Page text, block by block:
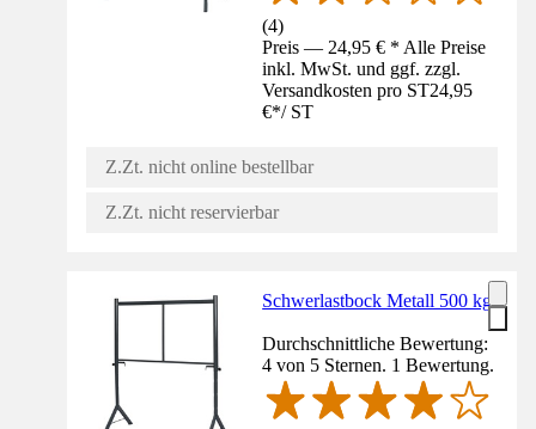
(4)
Preis — 24,95 € * Alle Preise
inkl. MwSt. und ggf. zzgl.
Versandkosten pro ST24,95
€*/ ST
Z.Zt. nicht online bestellbar
Z.Zt. nicht reservierbar
Schwerlastbock Metall 500 kg
Durchschnittliche Bewertung:
4 von 5 Sternen. 1 Bewertung.